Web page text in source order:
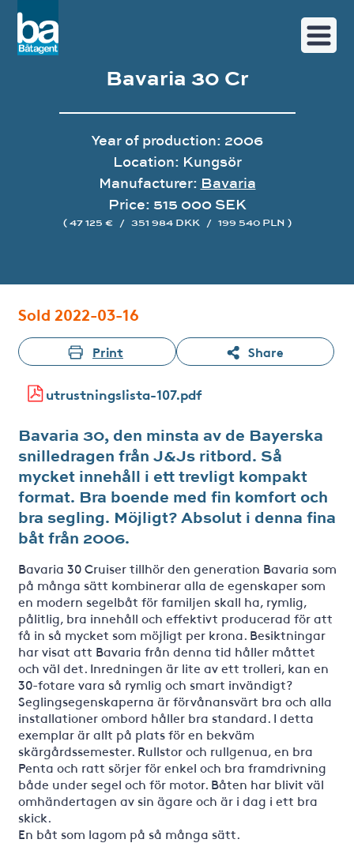
Bavaria 30 Cr
Year of production: 2006
Location: Kungsör
Manufacturer: Bavaria
Price: 515 000 SEK
( 47 125 € / 351 984 DKK / 199 540 PLN )
Sold 2022-03-16
Print Share
utrustningslista-107.pdf
Bavaria 30, den minsta av de Bayerska
snilledragen från J&Js ritbord. Så
mycket innehåll i ett trevligt kompakt
format. Bra boende med fin komfort och
bra segling. Möjligt? Absolut i denna fina
båt från 2006.
Bavaria 30 Cruiser tillhör den generation Bavaria som
på många sätt kombinerar alla de egenskaper som
en modern segelbåt för familjen skall ha, rymlig,
pålitlig, bra innehåll och effektivt producerad för att
få in så mycket som möjligt per krona. Besiktningar
har visat att Bavaria från denna tid håller måttet
och väl det. Inredningen är lite av ett trolleri, kan en
30-fotare vara så rymlig och smart invändigt?
Seglingsegenskaperna är förvånansvärt bra och alla
installationer ombord håller bra standard. I detta
exemplar är allt på plats för en bekväm
skärgårdssemester. Rullstor och rullgenua, en bra
Penta och ratt sörjer för enkel och bra framdrivning
både under segel och för motor. Båten har blivit väl
omhändertagen av sin ägare och är i dag i ett bra
skick.
En båt som lagom på så många sätt.